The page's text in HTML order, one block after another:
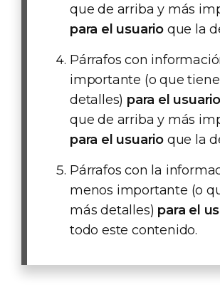
que de arriba y más
para el usuarioque la
Párrafos con
importante (o que
detalles) para el usuario
que de arriba y más
para el usuarioque la
Párrafos con la
menos importante (o
más detalles) para el
todo este contenido.